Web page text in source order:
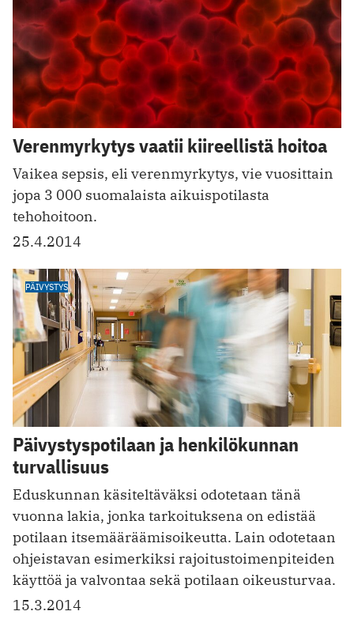
Verenmyrkytys vaatii kiireellistä hoitoa
Vaikea sepsis, eli verenmyrkytys, vie vuosittain
jopa 3 000 suomalaista aikuispotilasta
tehohoitoon.
25.4.2014
PÄIVYSTYS
Päivystyspotilaan ja henkilökunnan
turvallisuus
Eduskunnan käsiteltäväksi odotetaan tänä
vuonna lakia, jonka tarkoituksena on edistää
potilaan itsemääräämisoikeutta. Lain odotetaan
ohjeistavan esimerkiksi rajoitustoimenpiteiden
käyttöä ja valvontaa sekä potilaan oikeusturvaa.
15.3.2014